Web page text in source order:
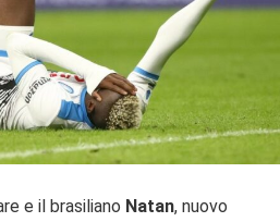
e il brasiliano Natan, nuovo